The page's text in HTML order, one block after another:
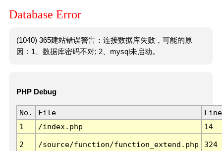
Database Error
(1040) 365建站错误警告：连接数据库失败，可能的原
因：1、数据库密码不对; 2、mysql未启动。
PHP Debug
No. File
Line
1
/index.php 14
2 /source/function/function_extend.php 324